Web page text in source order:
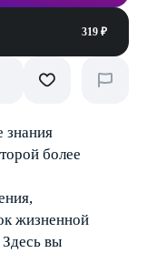
319 ₽
знания
более
жизненной
Здесь вы